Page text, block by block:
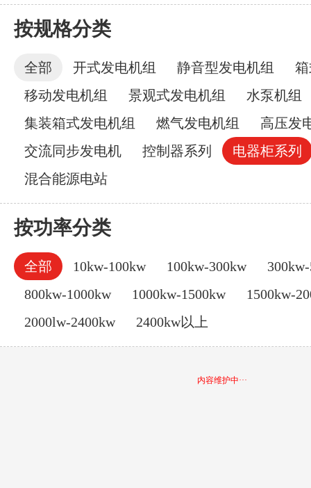
按规格分类
全部 开式发电机组 静音型发电机组
移动发电机组
景观式发电机组
水泵机组
集装箱式发电机组
燃气发电机组
高压发
交流同步发电机
控制器系列
电器柜系列
混合能源电站
按功率分类
全部 10kw-100kw 100kw-300kw
800kw-1000kw
1000kw-1500kw
1500kw-
2000lw-2400kw
2400kw以上
内容维护中···